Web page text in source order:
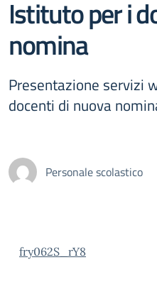
Istituto per i
nomina
Presentazione servizi
docenti di nuova
Personale scolastico
fry062S_rY8